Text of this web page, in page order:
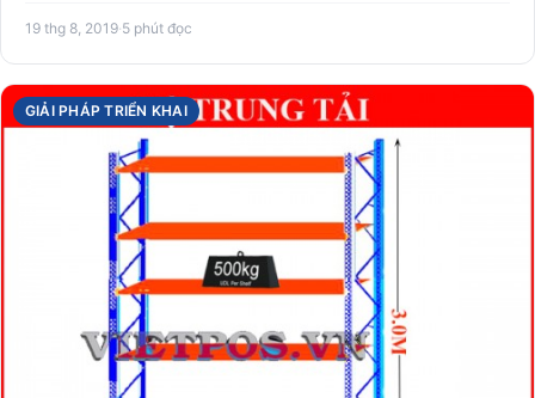
19 thg 8, 2019·5 phút đọc
GIẢI PHÁP TRIỂN KHAI